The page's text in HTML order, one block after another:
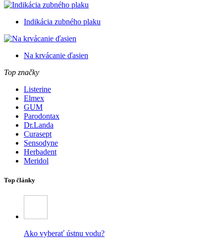
Indikácia zubného plaku
Na krvácanie ďasien
Top značky
Listerine
Elmex
GUM
Parodontax
Dr.Landa
Curasept
Sensodyne
Herbadent
Meridol
Top články
Ako vyberať ústnu vodu?